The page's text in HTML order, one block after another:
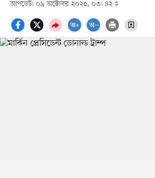
আপডেট: ০৯ অক্টোবর ২০২৫, ০৩: ৪২